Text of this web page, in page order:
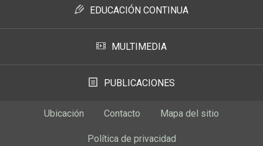
EDUCACIÓN CONTINUA
MULTIMEDIA
PUBLICACIONES
Ubicación Contacto Mapa del sitio
Política de privacidad